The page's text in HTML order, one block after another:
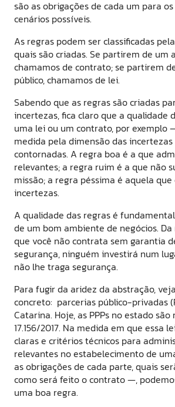
são as obrigações de cada um para
cenários possíveis.
As regras podem ser classificadas
quais são criadas. Se partirem de um
chamamos de contrato; se partirem
público, chamamos de lei.
Sabendo que as regras são criadas
incertezas, fica claro que a qualidade
uma lei ou um contrato, por exemplo
medida pela dimensão das
contornadas. A regra boa é a que
relevantes; a regra ruim é a que não
missão; a regra péssima é aquela
incertezas.
A qualidade das regras é
de um bom ambiente de negócios.
que você não contrata sem garantia
segurança, ninguém investirá num
não lhe traga segurança.
Para fugir da aridez da abstração,
concreto: parcerias público-privadas
Catarina. Hoje, as PPPs no estado
17.156/2017. Na medida em que essa
claras e critérios técnicos para
relevantes no estabelecimento de
as obrigações de cada parte, quais
como será feito o contrato —,
uma boa regra.